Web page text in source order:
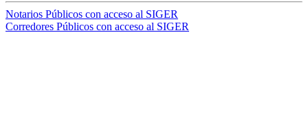
Notarios Públicos con acceso al SIGER
Corredores Públicos con acceso al SIGER